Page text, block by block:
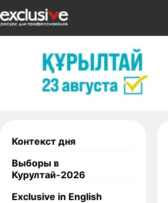
Контекст дня
Выборы в
Курултай-2026
Exclusive in English